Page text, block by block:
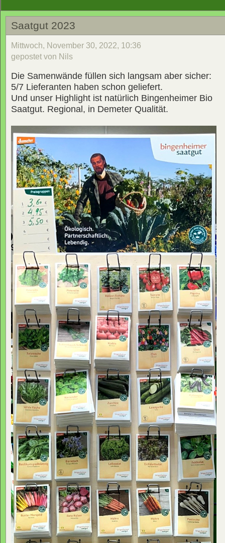
Saatgut 2023
Mittwoch, November 30, 2022, 10:36
gepostet von Nils
Die Samenwände füllen sich langsam aber sicher:
5/7 Lieferanten haben schon geliefert.
Und unser Highlight ist natürlich Bingenheimer Bio
Saatgut. Regional, in Demeter Qualität.